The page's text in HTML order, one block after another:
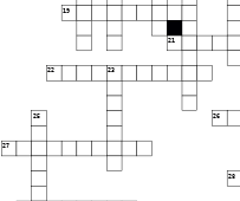
19
21
22 23
25 26
27
28